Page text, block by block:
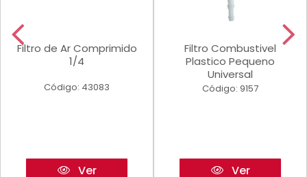
Filtro de Ar Comprimido
1/4
Código: 43083
Ver
Filtro Combustivel
Plastico Pequeno
Universal
Código: 9157
Ver